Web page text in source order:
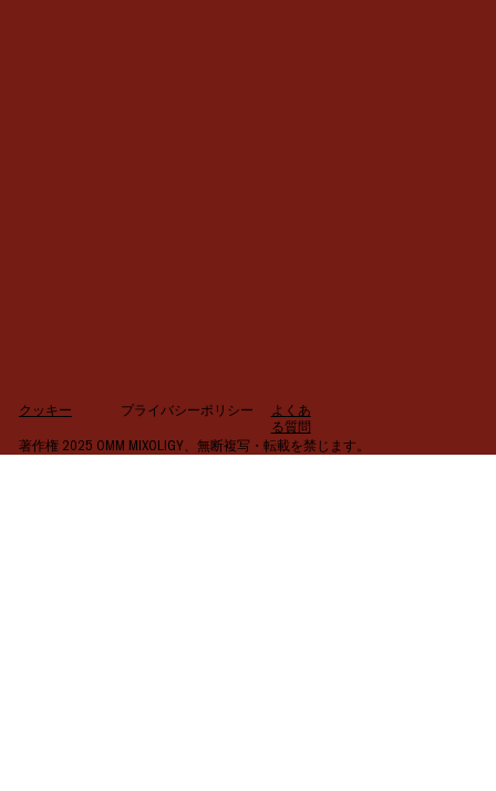
著作権 2025 OMM MIXOLIGY、無断複写・転載を禁じます。
クッキー プライバシーポリシー
よくあ
る質問